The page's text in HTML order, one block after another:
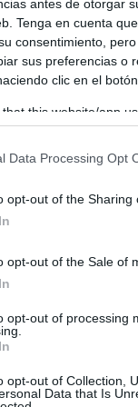
antes de otorgar
Tenga en cuenta
consentimiento,
sus preferencias o
clic en el
that this website/app
but not
consent section.
Data Processing Opt
opt-out of the Sharing
opt-out of the Sale of
opt-out of processing
opt-out of Collection,
Data that Is
Battles the
la icónica y
más que
Txiki ARF.
convierte en
con conciertos
gastronómica
ganarse el
más firmes
de hermanos
actuación